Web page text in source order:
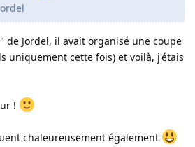
de Jordel, il avait organisé une coupe
uniquement cette fois) et voilà, j'étais
!
chaleureusement également